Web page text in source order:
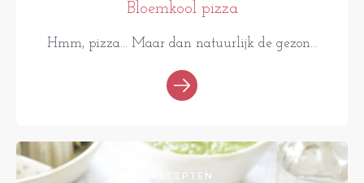
Bloemkool pizza
Hmm, pizza... Maar dan natuurlijk de gezon...
RECEPTEN